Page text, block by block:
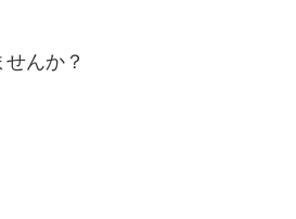
んか？